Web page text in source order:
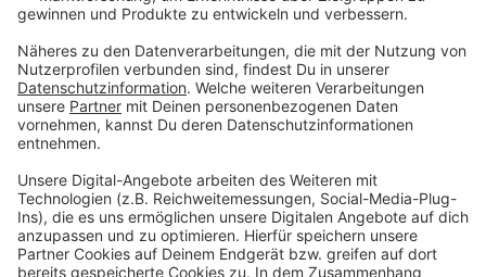
Impfungen 5-11 Jahre:
Samstag, Sonntag: 14:00 – 18:00 Uhr
Impfungen nurnach vorheriger Terminvereinbarung
möglich!
Terminbuchungen und weitere Infos gibt eshier